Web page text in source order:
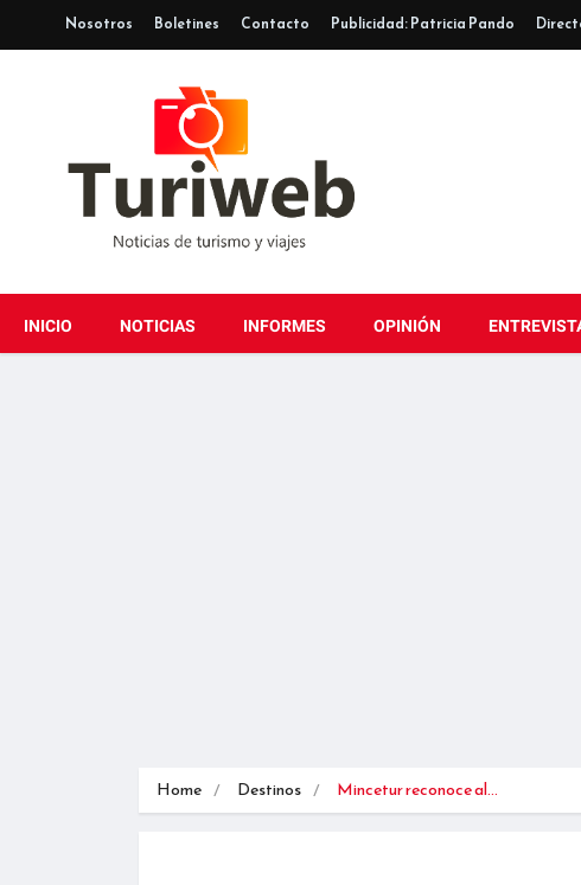
Nosotros Boletines Contacto Publicidad: Patricia Pando
INICIO NOTICIAS INFORMES OPINIÓN
Home Destinos Mincetur reconoce al…